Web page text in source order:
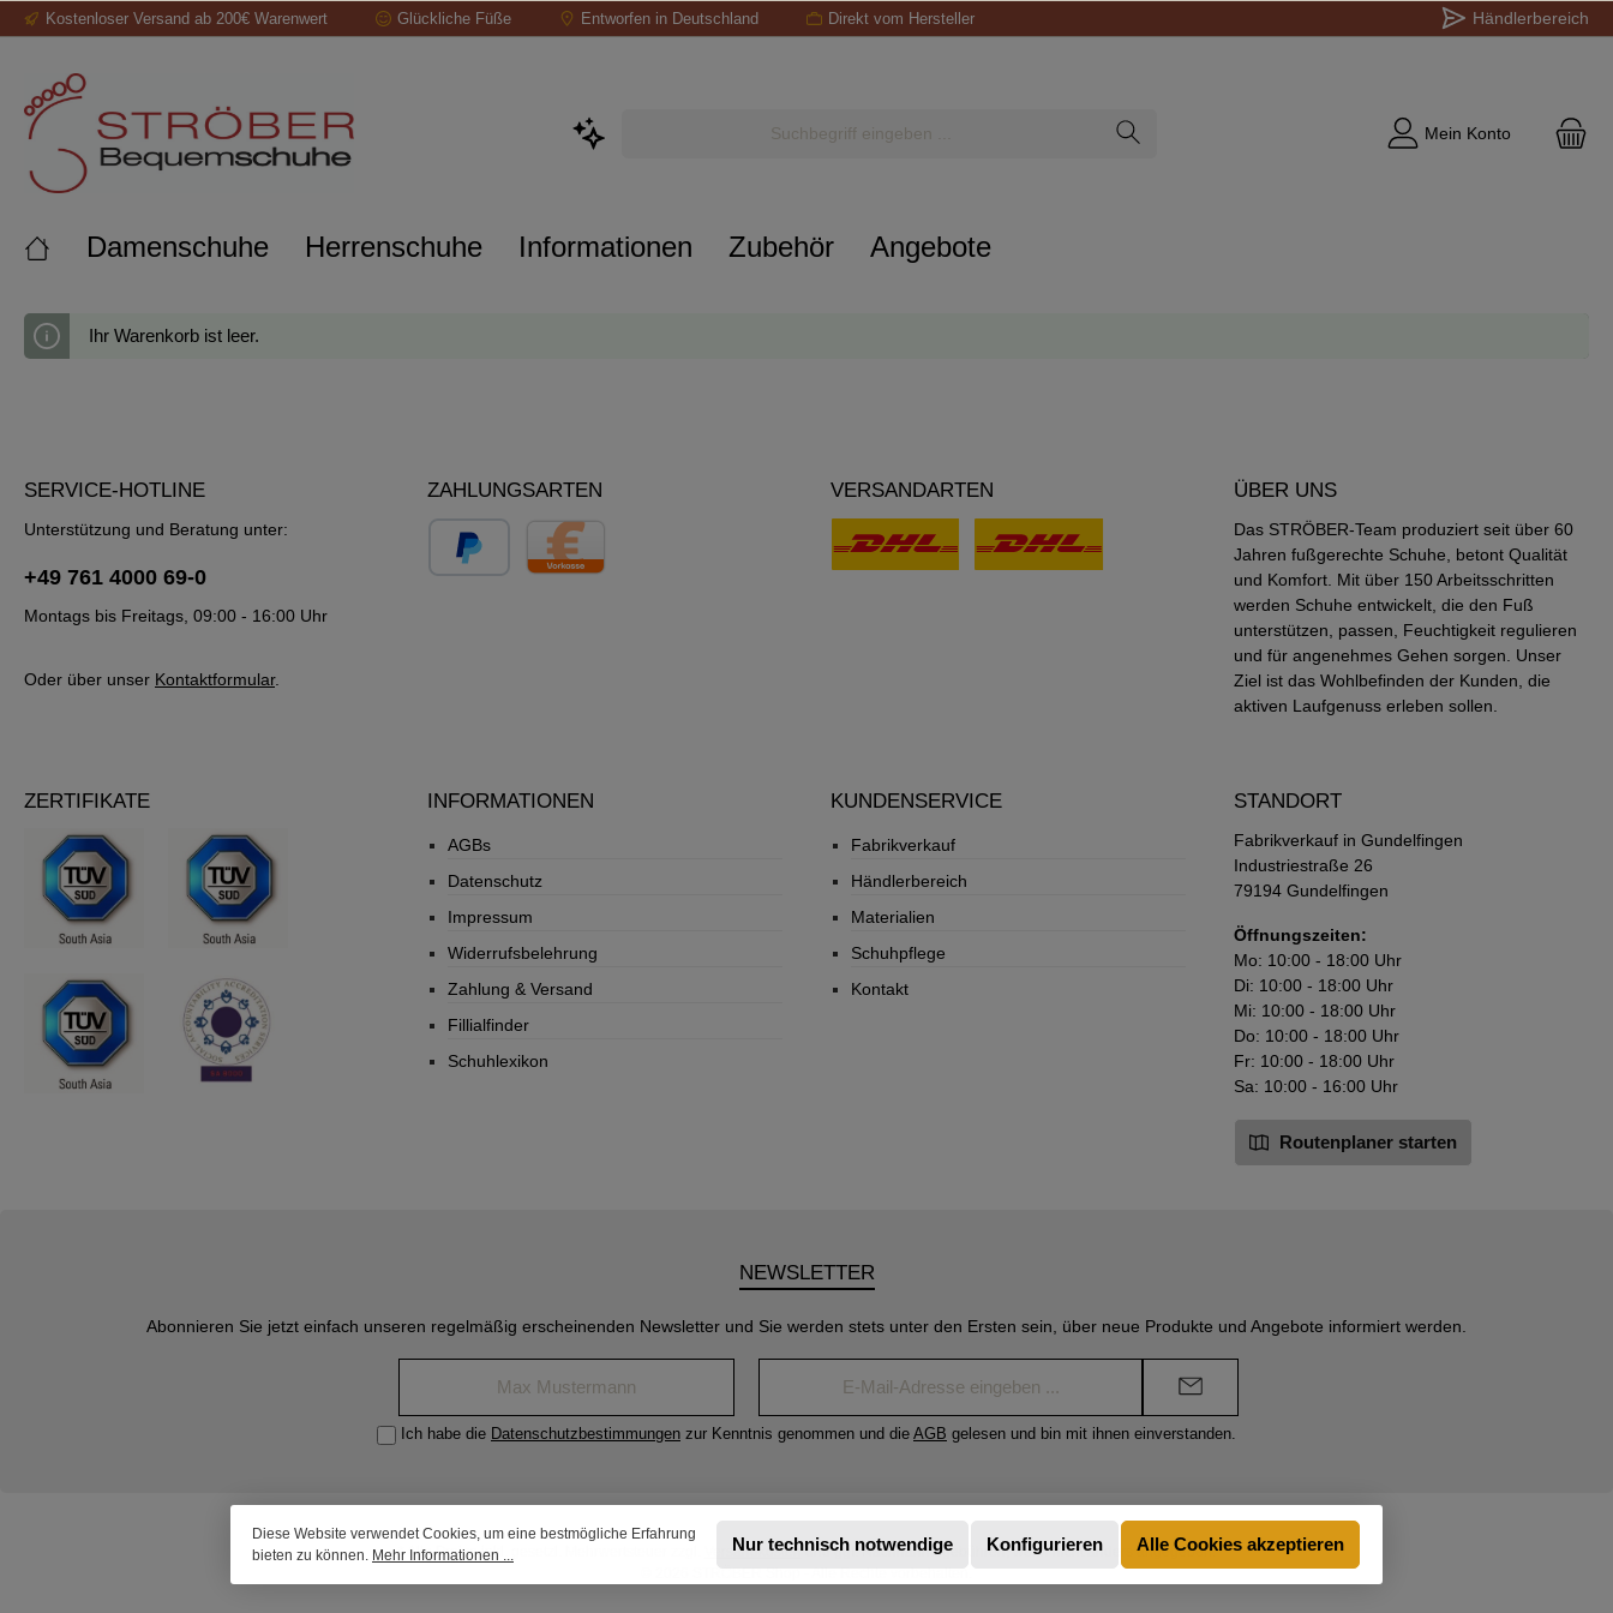
springen
Kostenloser Versand ab 200€ Warenwert Glückliche Füße Entworfen in Deutschland Direkt vom Hersteller Händlerbereich
Mein Konto
Damenschuhe Herrenschuhe Informationen Zubehör Angebote
Ihr Warenkorb ist leer.
SERVICE-HOTLINE
Unterstützung und Beratung unter:
+49 761 4000 69-0
Montags bis Freitags, 09:00 - 16:00 Uhr
Oder über unser Kontaktformular.
ZAHLUNGSARTEN VERSANDARTEN ÜBER UNS
Das STRÖBER-Team produziert seit über 60
Jahren fußgerechte Schuhe, betont Qualität
und Komfort. Mit über 150 Arbeitsschritten
werden Schuhe entwickelt, die den Fuß
unterstützen, passen, Feuchtigkeit regulieren
und für angenehmes Gehen sorgen. Unser
Ziel ist das Wohlbefinden der Kunden, die
aktiven Laufgenuss erleben sollen.
ZERTIFIKATE INFORMATIONEN
AGBs
Datenschutz
Impressum
Widerrufsbelehrung
Zahlung & Versand
Fillialfinder
Schuhlexikon
KUNDENSERVICE
Fabrikverkauf
Händlerbereich
Materialien
Schuhpflege
Kontakt
STANDORT
Fabrikverkauf in Gundelfingen
Industriestraße 26
79194 Gundelfingen
Öffnungszeiten:
Mo: 10:00 - 18:00 Uhr
Di: 10:00 - 18:00 Uhr
Mi: 10:00 - 18:00 Uhr
Do: 10:00 - 18:00 Uhr
Fr: 10:00 - 18:00 Uhr
Sa: 10:00 - 16:00 Uhr
Routenplaner starten
NEWSLETTER
Abonnieren Sie jetzt einfach unseren regelmäßig erscheinenden Newsletter und Sie werden stets unter den Ersten sein, über neue Produkte und Angebote informiert werden.
Mail-
Adresse*
Ich habe die Datenschutzbestimmungen zur Kenntnis genommen und die AGB gelesen und bin mit ihnen einverstanden.
* Alle Preise inkl. gesetzl. Mehrwertsteuer zzgl. Versandkostenund ggf. Nachnahmegebühren, wenn nicht anders angegeben.
© 2026 STRÖBER Shop - Alle Rechte vorbehalten.
Diese Website verwendet Cookies, um eine bestmögliche Erfahrung
bieten zu können. Mehr Informationen ...
Nur technisch notwendige Konfigurieren Alle Cookies akzeptieren